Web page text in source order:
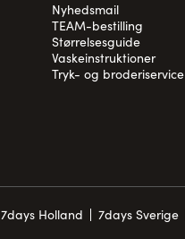
Nyhedsmail
TEAM-bestilling
Størrelsesguide
Vaskeinstruktioner
Tryk- og broderiservice
7days Holland 7days Sverige